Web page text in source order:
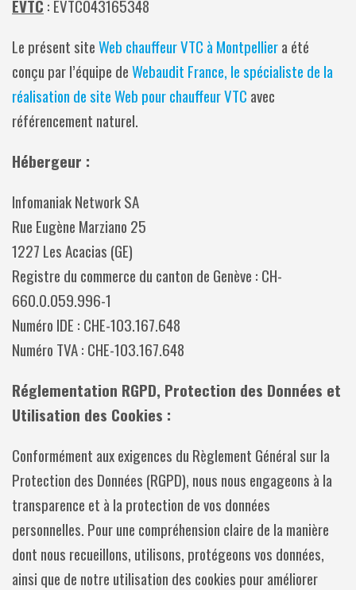
EVTC : EVTC043165348
Le présent siteWeb chauffeur VTC à Montpelliera été
conçu par l’équipe deWebaudit France, le spécialiste de la
réalisation de site Web pour chauffeur VTC avec
référencement naturel.
Hébergeur :
Infomaniak Network SA
Rue Eugène Marziano 25
1227 Les Acacias (GE)
Registre du commerce du canton de Genève : CH-
660.0.059.996-1
Numéro IDE : CHE-103.167.648
Numéro TVA : CHE-103.167.648
Réglementation RGPD, Protection des Données et
Utilisation des Cookies :
Conformément aux exigences du Règlement Général sur la
Protection des Données (RGPD), nous nous engageons à la
transparence et à la protection de vos données
personnelles. Pour une compréhension claire de la manière
dont nous recueillons, utilisons, protégeons vos données,
ainsi que de notre utilisation des cookies pour améliorer